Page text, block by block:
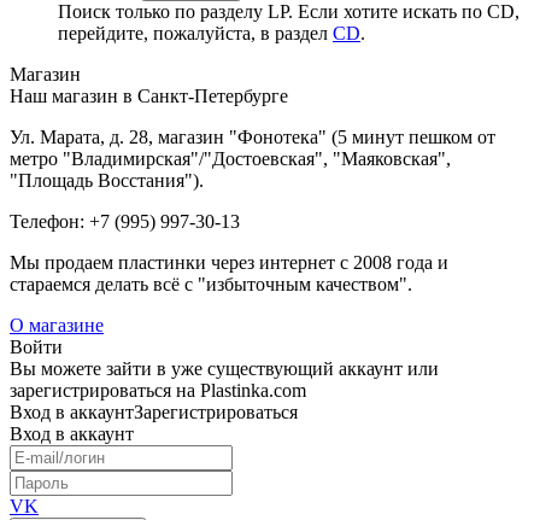
Поиск только по разделу LP. Если хотите искать по CD,
перейдите, пожалуйста, в раздел CD.
Магазин
Наш магазин в Санкт-Петербурге
Ул. Марата, д. 28, магазин "Фонотека" (5 минут пешком от
метро "Владимирская"/"Достоевская", "Маяковская",
"Площадь Восстания").
Телефон: +7 (995) 997-30-13
Мы продаем пластинки через интернет c 2008 года и
стараемся делать всё с "избыточным качеством".
О магазине
Войти
Вы можете зайти в уже существующий аккаунт или
зарегистрироваться на Plastinka.com
Вход в аккаунтЗарегистрироваться
Вход в аккаунт
VK